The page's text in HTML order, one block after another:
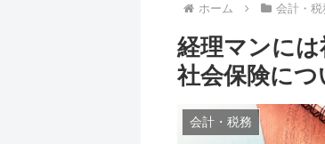
ホーム 会計・税
経理マンに
社会保険につ
会計・税務